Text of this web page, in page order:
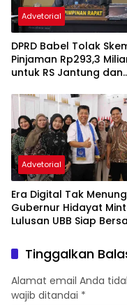
Advetorial
DPRD Babel Tolak
Pinjaman Rp293,3
untuk RS Jantung dan
Kejar Royalti Timah
Advetorial
Era Digital Tak
Gubernur Hidayat
Lulusan UBB Siap
Tinggalkan
Alamat email Anda
wajib ditandai *